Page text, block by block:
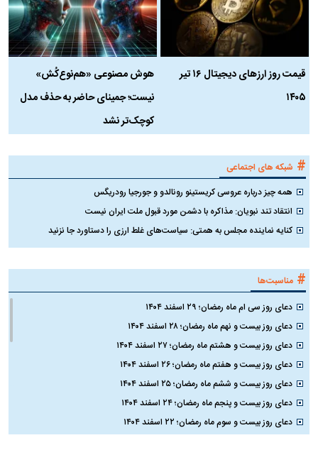
قیمت روز ارز‌های دیجیتال ۱۶ تیر
۱۴۰۵
هوش مصنوعی «هم‌نوع‌کُش»
نیست؛ جمینای حاضر به حذف مدل
کوچک‌تر نشد
# شبکه های اجتماعی
همه چیز درباره عروسی کریستینو رونالدو و جورجیا رودریگس
انتقاد تند نبویان: مذاکره با دشمن مورد قبول ملت ایران نیست
کنایه نماینده مجلس به همتی: سیاست‌های غلط ارزی را دستاورد جا نزنید
# مناسبت‌ها
دعای روز سی ام ماه رمضان؛ ۲۹ اسفند ۱۴۰۴
دعای روز بیست و نهم ماه رمضان؛ ۲۸ اسفند ۱۴۰۴
دعای روز بیست و هشتم ماه رمضان؛ ۲۷ اسفند ۱۴۰۴
دعای روز بیست و هفتم ماه رمضان؛ ۲۶ اسفند ۱۴۰۴
دعای روز بیست و ششم ماه رمضان؛ ۲۵ اسفند ۱۴۰۴
دعای روز بیست و پنجم ماه رمضان؛ ۲۴ اسفند ۱۴۰۴
دعای روز بیست و سوم ماه رمضان؛ ۲۲ اسفند ۱۴۰۴